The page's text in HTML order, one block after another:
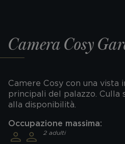
Camera Cosy
Camere Cosy con una vista
principali del palazzo. Culla
alla disponibilità.
Occupazione massima:
2 adulti